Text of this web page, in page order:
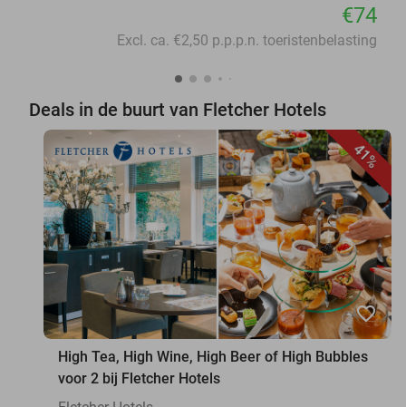
€74
Excl. ca. €2,50 p.p.p.n. toeristenbelasting
Deals in de buurt van Fletcher Hotels
41%
favorite_border
High Tea, High Wine, High Beer of High Bubbles
voor 2 bij Fletcher Hotels